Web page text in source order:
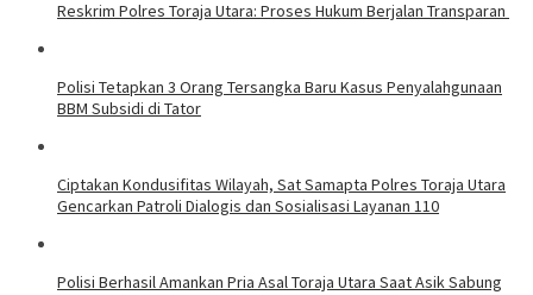
Reskrim Polres Toraja Utara: Proses Hukum Berjalan Transparan
Polisi Tetapkan 3 Orang Tersangka Baru Kasus Penyalahgunaan
BBM Subsidi di Tator
Ciptakan Kondusifitas Wilayah, Sat Samapta Polres Toraja Utara
Gencarkan Patroli Dialogis dan Sosialisasi Layanan 110
Polisi Berhasil Amankan Pria Asal Toraja Utara Saat Asik Sabung